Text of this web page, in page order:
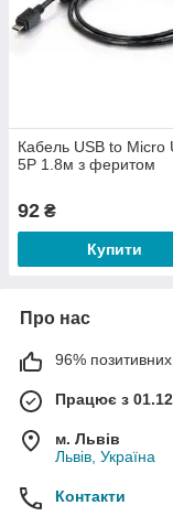
Кабель USB to Micro
5P 1.8м з феритом
92 ₴
Купити
Про нас
96% позитивних
Працює з
м. Львів
Львів, Україна
Контакти